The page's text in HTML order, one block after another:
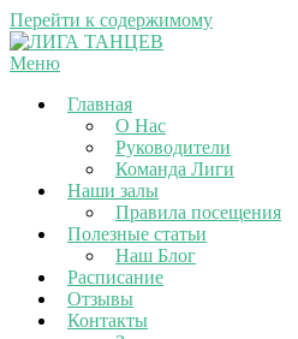
Перейти к содержимому
Меню
Главная
О Нас
Руководители
Команда Лиги
Наши залы
Правила посещения
Полезные статьи
Наш Блог
Расписание
Отзывы
Контакты